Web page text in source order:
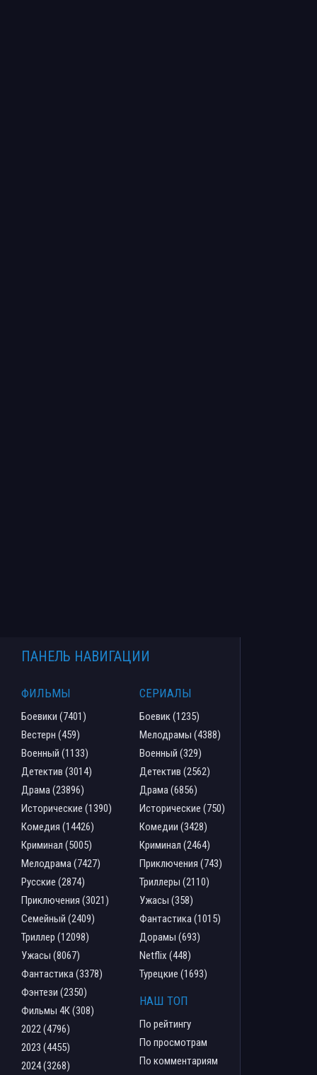
ПАНЕЛЬ НАВИГАЦИИ
ФИЛЬМЫ
Боевики (7401)
Вестерн (459)
Военный (1133)
Детектив (3014)
Драма (23896)
Исторические (1390)
Комедия (14426)
Криминал (5005)
Мелодрама (7427)
Русские (2874)
Приключения (3021)
Семейный (2409)
Триллер (12098)
Ужасы (8067)
Фантастика (3378)
Фэнтези (2350)
Фильмы 4К (308)
2022 (4796)
2023 (4455)
2024 (3268)
СЕРИАЛЫ
Боевик (1235)
Мелодрамы (4388)
Военный (329)
Детектив (2562)
Драма (6856)
Исторические (750)
Комедии (3428)
Криминал (2464)
Приключения (743)
Триллеры (2110)
Ужасы (358)
Фантастика (1015)
Дорамы (693)
Netflix (448)
Турецкие (1693)
НАШ ТОП
По рейтингу
По просмотрам
По комментариям